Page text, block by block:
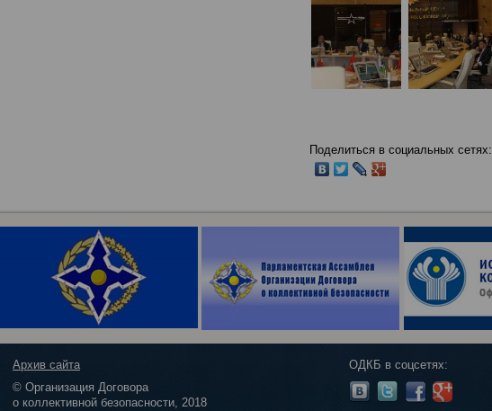
Поделиться в социальных сетях:
Архив сайта
© Организация Договора
о коллективной безопасности, 2018
ОДКБ в соцсетях: